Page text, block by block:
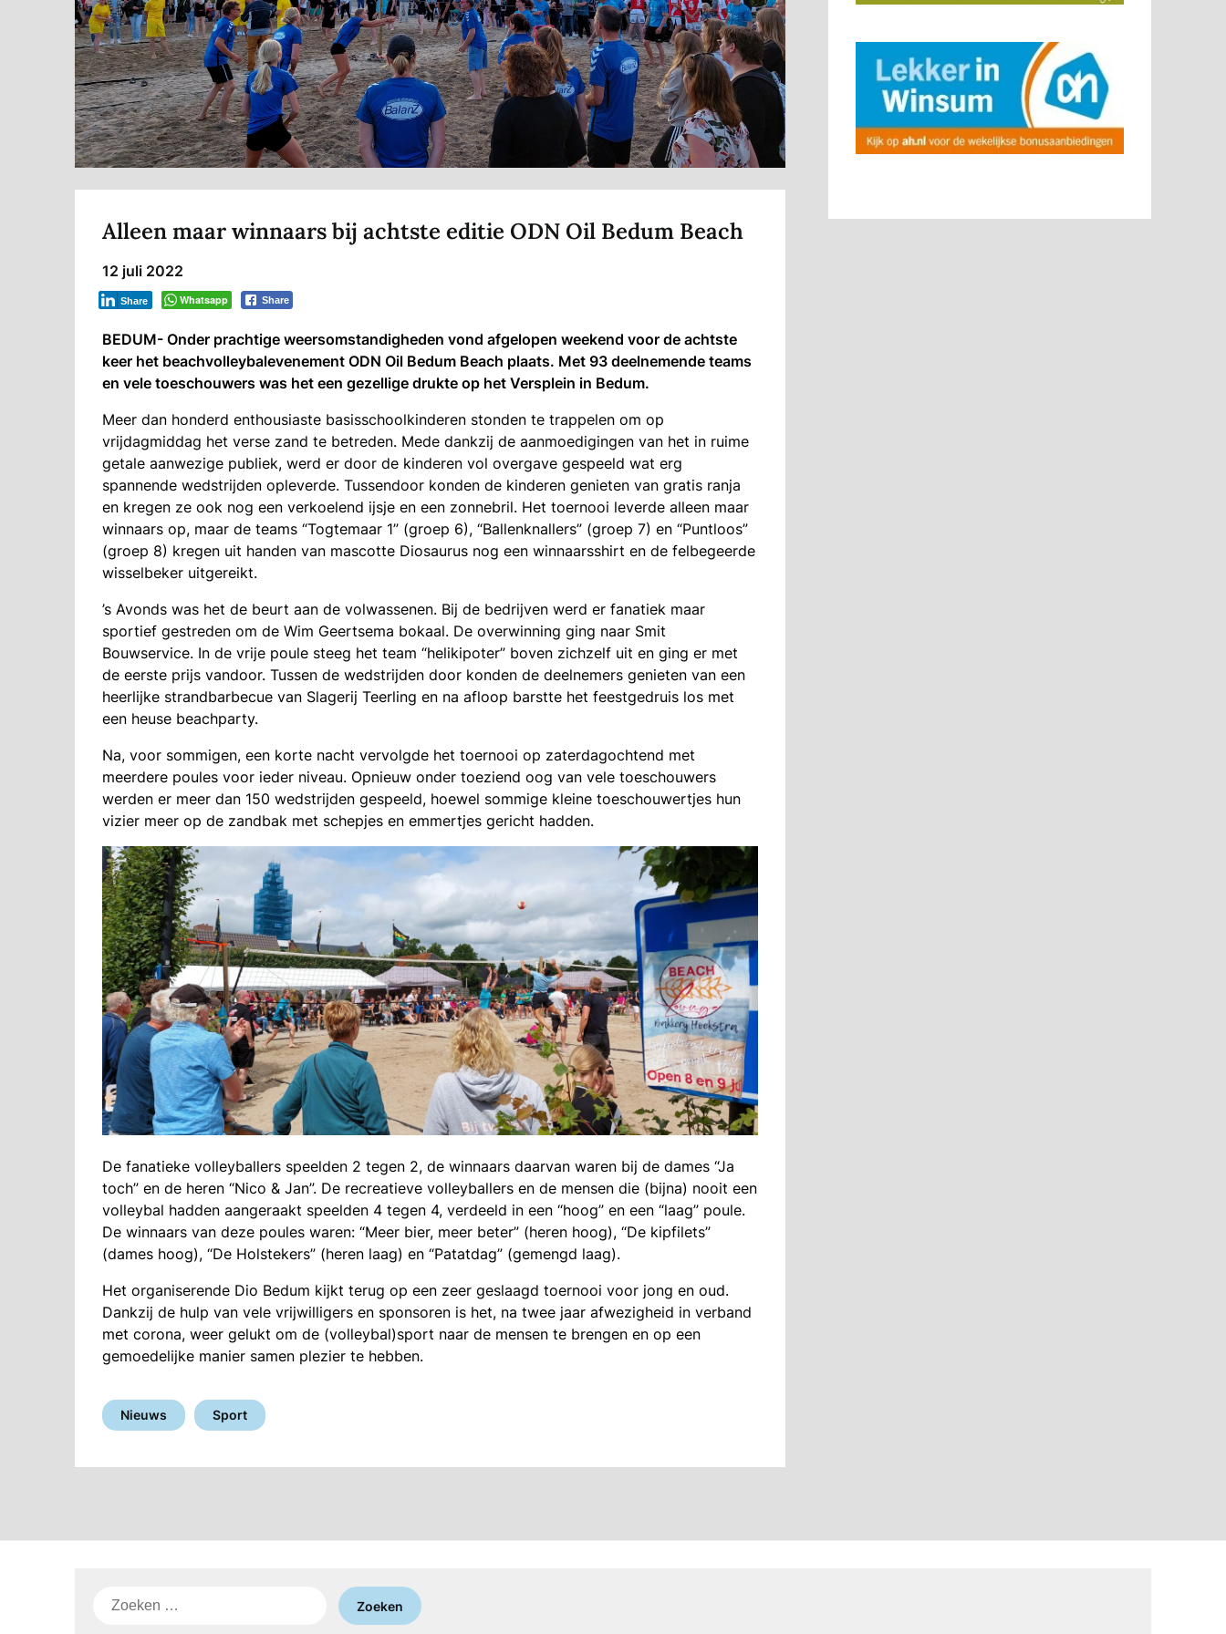
Alleen maar winnaars bij achtste editie ODN Oil Bedum Beach
12 juli 2022
Whatsapp Share
Share
BEDUM- Onder prachtige weersomstandigheden vond afgelopen weekend voor de achtste
keer het beachvolleybalevenement ODN Oil Bedum Beach plaats. Met 93 deelnemende teams
en vele toeschouwers was het een gezellige drukte op het Versplein in Bedum.
Meer dan honderd enthousiaste basisschoolkinderen stonden te trappelen om op
vrijdagmiddag het verse zand te betreden. Mede dankzij de aanmoedigingen van het in ruime
getale aanwezige publiek, werd er door de kinderen vol overgave gespeeld wat erg
spannende wedstrijden opleverde. Tussendoor konden de kinderen genieten van gratis ranja
en kregen ze ook nog een verkoelend ijsje en een zonnebril. Het toernooi leverde alleen maar
winnaars op, maar de teams “Togtemaar 1” (groep 6), “Ballenknallers” (groep 7) en “Puntloos”
(groep 8) kregen uit handen van mascotte Diosaurus nog een winnaarsshirt en de felbegeerde
wisselbeker uitgereikt.
’s Avonds was het de beurt aan de volwassenen. Bij de bedrijven werd er fanatiek maar
sportief gestreden om de Wim Geertsema bokaal. De overwinning ging naar Smit
Bouwservice. In de vrije poule steeg het team “helikipoter” boven zichzelf uit en ging er met
de eerste prijs vandoor. Tussen de wedstrijden door konden de deelnemers genieten van een
heerlijke strandbarbecue van Slagerij Teerling en na afloop barstte het feestgedruis los met
een heuse beachparty.
Na, voor sommigen, een korte nacht vervolgde het toernooi op zaterdagochtend met
meerdere poules voor ieder niveau. Opnieuw onder toeziend oog van vele toeschouwers
werden er meer dan 150 wedstrijden gespeeld, hoewel sommige kleine toeschouwertjes hun
vizier meer op de zandbak met schepjes en emmertjes gericht hadden.
De fanatieke volleyballers speelden 2 tegen 2, de winnaars daarvan waren bij de dames “Ja
toch” en de heren “Nico & Jan”. De recreatieve volleyballers en de mensen die (bijna) nooit een
volleybal hadden aangeraakt speelden 4 tegen 4, verdeeld in een “hoog” en een “laag” poule.
De winnaars van deze poules waren: “Meer bier, meer beter” (heren hoog), “De kipfilets”
(dames hoog), “De Holstekers” (heren laag) en “Patatdag” (gemengd laag).
Het organiserende Dio Bedum kijkt terug op een zeer geslaagd toernooi voor jong en oud.
Dankzij de hulp van vele vrijwilligers en sponsoren is het, na twee jaar afwezigheid in verband
met corona, weer gelukt om de (volleybal)sport naar de mensen te brengen en op een
gemoedelijke manier samen plezier te hebben.
Nieuws Sport
Zoeken